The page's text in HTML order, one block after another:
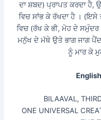
ਦਾ ਸ਼ਬਦ) ਪ੍ਰਾਪਤ ਕਰਦਾ
ਵਿਚ ਸਾਂਭ ਕੇ ਰੱਖਦਾ ਹੈ ।
ਵਿਚ (ਰੱਖ ਕੇ ਭੀ, ਮੋਹ ਦੇ ਸਮੁੰਦਰ
ਮਨੁੱਖ ਦੇ ਮੱਥੇ ਉਤੇ ਭਾਗ ਜਾਗ
ਨੂੰ ਮਾਰ ਕੇ
BILAAVAL,
ONE UNIVERSAL